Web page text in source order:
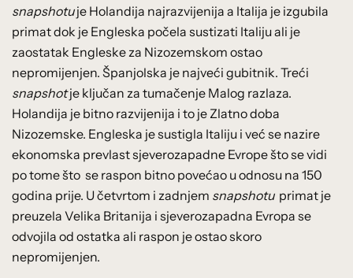
snapshotuje Holandija najrazvijenija a Italija je izgubila
primat dok je Engleska počela sustizati Italiju ali je
zaostatak Engleske za Nizozemskom ostao
nepromijenjen. Španjolska je najveći gubitnik. Treći
snapshotje ključan za tumačenje Malog razlaza.
Holandija je bitno razvijenija i to je Zlatno doba
Nizozemske. Engleska je sustigla Italiju i već se nazire
ekonomska prevlast sjeverozapadne Evrope što se vidi
po tome što se raspon bitno povećao u odnosu na 150
godina prije. U četvrtom i zadnjem snapshotuprimat je
preuzela Velika Britanija i sjeverozapadna Evropa se
odvojila od ostatka ali raspon je ostao skoro
nepromijenjen.